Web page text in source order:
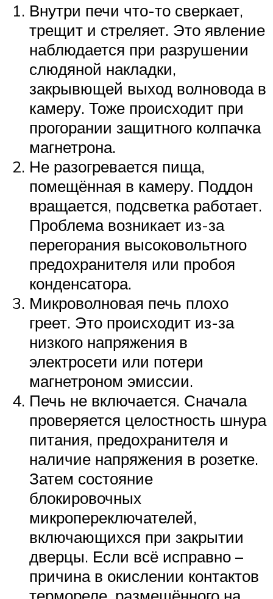
Внутри печи что-то сверкает,
трещит и стреляет. Это явление
наблюдается при разрушении
слюдяной накладки,
закрывющей выход волновода в
камеру. Тоже происходит при
прогорании защитного колпачка
магнетрона.
Не разогревается пища,
помещённая в камеру. Поддон
вращается, подсветка работает.
Проблема возникает из-за
перегорания высоковольтного
предохранителя или пробоя
конденсатора.
Микроволновая печь плохо
греет. Это происходит из-за
низкого напряжения в
электросети или потери
магнетроном эмиссии.
Печь не включается. Сначала
проверяется целостность шнура
питания, предохранителя и
наличие напряжения в розетке.
Затем состояние
блокировочных
микропереключателей,
включающихся при закрытии
дверцы. Если всё исправно –
причина в окислении контактов